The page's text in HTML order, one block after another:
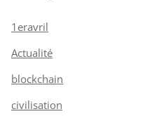
1eravril
Actualité
blockchain
civilisation